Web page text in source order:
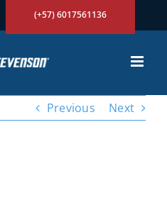
(+57) 6017561136
Previous Next